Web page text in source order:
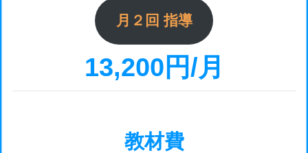
月２回 指導
13,200円/月
教材費